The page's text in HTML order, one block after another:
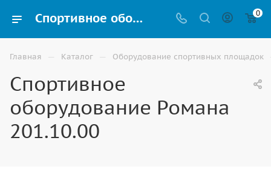
Спортивное оборудование Романа 201.10.00 для улицы купить по доступной цене в Волгограде 0
Главная — Каталог — Оборудование спортивных площадок
Спортивное
оборудование Романа
201.10.00